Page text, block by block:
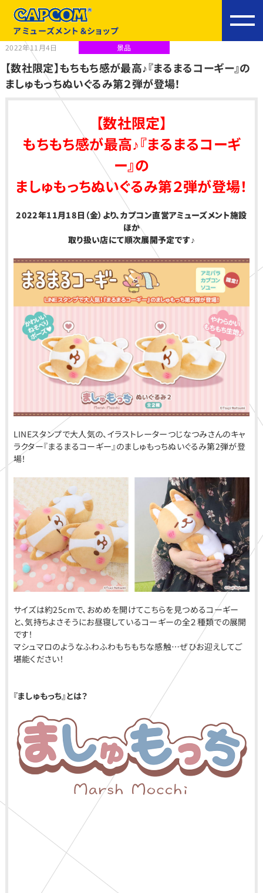
アミューズメント＆ショップ
2022年11月4日 景品
【数社限定】もちもち感が最高♪『まるまるコーギー』の
ましゅもっちぬいぐるみ第２弾が登場！
【数社限定】
もちもち感が最高♪『まるまるコーギ
ー』の
ましゅもっちぬいぐるみ第２弾が登場！
2022年11月18日（金）より、カプコン直営アミューズメント施設
ほか
取り扱い店にて順次展開予定です♪
LINEスタンプで大人気の、イラストレーターつじなつみさんのキャ
ラクター『まるまるコーギー』のましゅもっちぬいぐるみ第2弾が登
場！
サイズは約25cmで、おめめを開けてこちらを見つめるコーギー
と、気持ちよさそうにお昼寝しているコーギーの全２種類での展開
です！
マシュマロのようなふわふわもちもちな感触…ぜひお迎えしてご
堪能ください！
『ましゅもっち』とは？